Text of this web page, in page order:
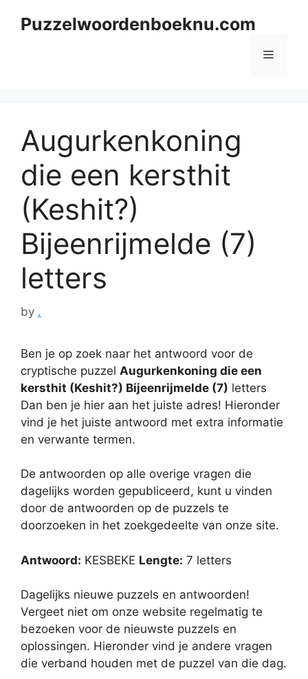
Puzzelwoordenboeknu.com
Menu
Augurkenkoning
die een kersthit
(Keshit?)
Bijeenrijmelde (7)
letters
by .
Ben je op zoek naar het antwoord voor de
cryptische puzzel Augurkenkoning die een
kersthit (Keshit?) Bijeenrijmelde (7) letters
Dan ben je hier aan het juiste adres! Hieronder
vind je het juiste antwoord met extra informatie
en verwante termen.
De antwoorden op alle overige vragen die
dagelijks worden gepubliceerd, kunt u vinden
door de antwoorden op de puzzels te
doorzoeken in het zoekgedeelte van onze site.
Antwoord: KESBEKE Lengte: 7 letters
Dagelijks nieuwe puzzels en antwoorden!
Vergeet niet om onze website regelmatig te
bezoeken voor de nieuwste puzzels en
oplossingen. Hieronder vind je andere vragen
die verband houden met de puzzel van die dag.